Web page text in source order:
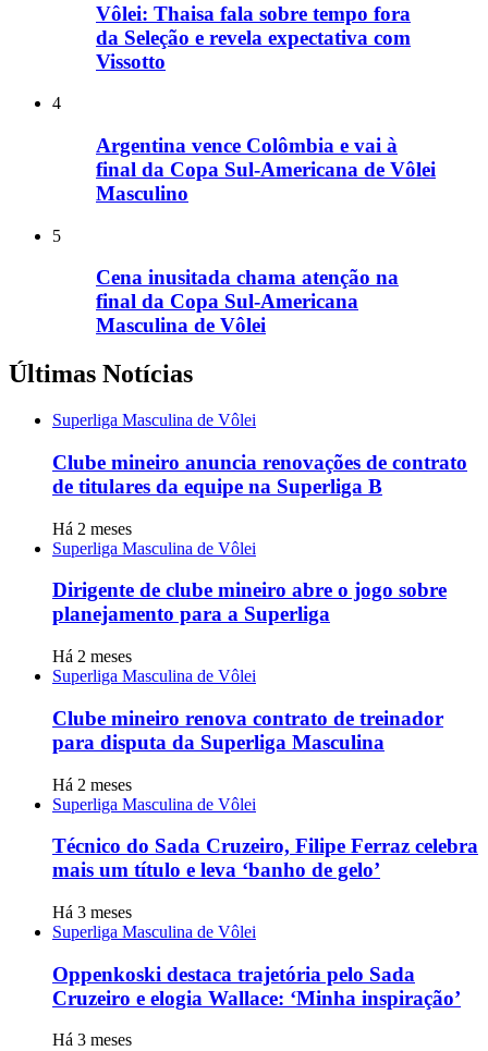
Vôlei: Thaisa fala sobre tempo fora
da Seleção e revela expectativa com
Vissotto
4
Argentina vence Colômbia e vai à
final da Copa Sul-Americana de Vôlei
Masculino
5
Cena inusitada chama atenção na
final da Copa Sul-Americana
Masculina de Vôlei
Últimas Notícias
Superliga Masculina de Vôlei
Clube mineiro anuncia renovações de contrato
de titulares da equipe na Superliga B
Há 2 meses
Superliga Masculina de Vôlei
Dirigente de clube mineiro abre o jogo sobre
planejamento para a Superliga
Há 2 meses
Superliga Masculina de Vôlei
Clube mineiro renova contrato de treinador
para disputa da Superliga Masculina
Há 2 meses
Superliga Masculina de Vôlei
Técnico do Sada Cruzeiro, Filipe Ferraz celebra
mais um título e leva ‘banho de gelo’
Há 3 meses
Superliga Masculina de Vôlei
Oppenkoski destaca trajetória pelo Sada
Cruzeiro e elogia Wallace: ‘Minha inspiração’
Há 3 meses